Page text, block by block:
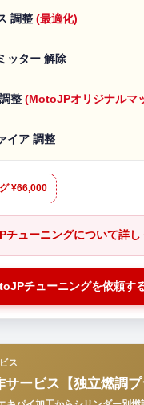
調整 (最適化)
ッター 解除
整 (MotoJPオリジナルマ
イア 調整
¥66,000
チューニングについて詳し
チューニングを依頼す
ス
ービス【独立燃調プ